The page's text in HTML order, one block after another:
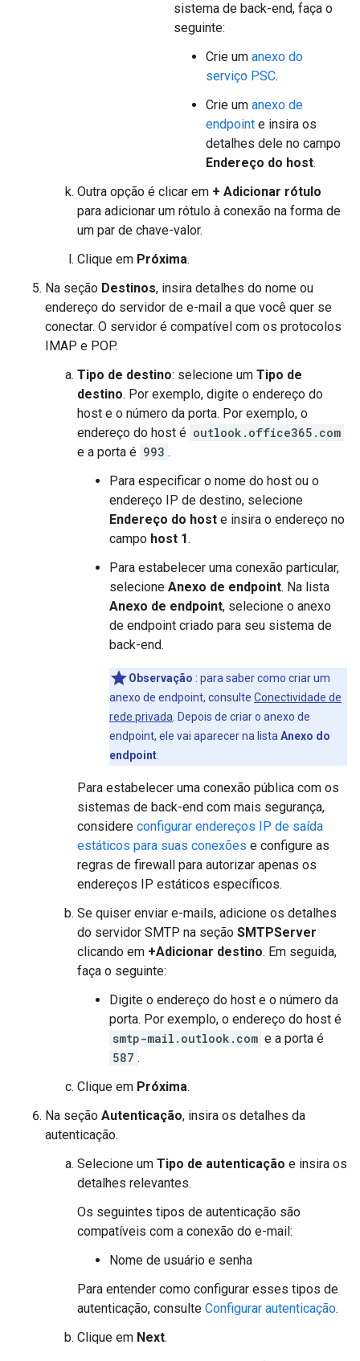
sistema de back-end, faça o
seguinte:
Crie um anexo do
serviço PSC.
Crie um anexo de
endpoint e insira os
detalhes dele no campo
Endereço do host.
Outra opção é clicar em + Adicionar rótulo
para adicionar um rótulo à conexão na forma de
um par de chave-valor.
Clique em Próxima.
Na seção Destinos, insira detalhes do nome ou
endereço do servidor de e-mail a que você quer se
conectar. O servidor é compatível com os protocolos
IMAP e POP.
Tipo de destino: selecione um Tipo de
destino. Por exemplo, digite o endereço do
host e o número da porta. Por exemplo, o
endereço do host é outlook.office365.com
e a porta é 993 .
Para especificar o nome do host ou o
endereço IP de destino, selecione
Endereço do host e insira o endereço no
campo host 1.
Para estabelecer uma conexão particular,
selecione Anexo de endpoint. Na lista
Anexo de endpoint, selecione o anexo
de endpoint criado para seu sistema de
back-end.
Observação : para saber como criar um
anexo de endpoint, consulte Conectividade de
rede privada . Depois de criar o anexo de
endpoint, ele vai aparecer na lista Anexo do
endpoint
Para estabelecer uma conexão pública com os
sistemas de back-end com mais segurança,
considere configurar endereços IP de saída
estáticos para suas conexões e configure as
regras de firewall para autorizar apenas os
endereços IP estáticos específicos.
Se quiser enviar e-mails, adicione os detalhes
do servidor SMTP na seção SMTPServer
clicando em +Adicionar destino. Em seguida,
faça o seguinte:
Digite o endereço do host e o número da
porta. Por exemplo, o endereço do host é
smtp-mail.outlook.com e a porta é
587 .
Clique em Próxima.
Na seção Autenticação, insira os detalhes da
autenticação.
Selecione um Tipo de autenticação e insira os
detalhes relevantes.
Os seguintes tipos de autenticação são
compatíveis com a conexão do e-mail:
Nome de usuário e senha
Para entender como configurar esses tipos de
autenticação, consulte Configurar autenticação.
Clique em Next.